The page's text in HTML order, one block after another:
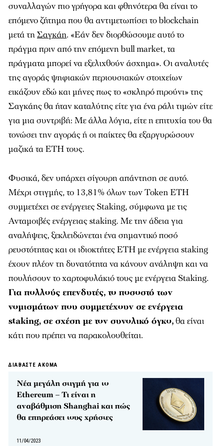
συναλλαγών πιο γρήγορα και φθηνότερα θα είναι το
επόμενο ζήτημα που θα αντιμετωπίσει το blockchain
μετά τηΣαγκάη. «Εάν δεν διορθώσουμε αυτό το
πράγμα πριν από την επόμενη bull market, τα
πράγματα μπορεί να εξελιχθούν άσχημα». Οι αναλυτές
της αγοράς ψηφιακών περιουσιακών στοιχείων
εικάζουν εδώ και μήνες πως το «σκληρό πιρούνι» της
Σαγκάης θα ήταν καταλύτης είτε για ένα ράλι τιμών είτε
για μια συντριβή: Με άλλα λόγια, είτε η επιτυχία του θα
τονώσει την αγοράς ή οι παίκτες θα εξαργυρώσουν
μαζικά τα ETH τους.
Φυσικά, δεν υπάρχει σίγουρη απάντηση σε αυτό.
Μέχρι στιγμής, το 13,81% όλων των Token ETH
συμμετέχει σε ενέργειες Staking, σύμφωνα με τις
Ανταμοιβές ενέργειας staking. Με την άδεια για
αναλήψεις, ξεκλειδώνεται ένα σημαντικό ποσό
ρευστότητας και οι ιδιοκτήτες ETH με ενέργεια staking
έχουν πλέον τη δυνατότητα να κάνουν ανάληψη και να
πουλήσουν το χαρτοφυλάκιό τους με ενέργεια Staking.
Για πολλούς επενδυτές, το ποσοστό των
νομισμάτων που συμμετέχουν σε ενέργεια
staking, σε σχέση με τον συνολικό όγκο,θα είναι
κάτι που πρέπει να παρακολουθείται.
ΔΙΑΒΑΣΤΕ ΑΚΟΜΑ
Νέα μεγάλη στιγμή για το
Ethereum – Τι είναι η
αναβάθμιση Shanghai και πώς
θα επηρεάσει τους χρήστες
11/04/2023